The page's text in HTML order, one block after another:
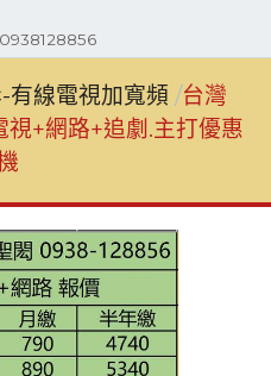
有線電視加寬頻 台灣
+網路+追劇.主打優惠